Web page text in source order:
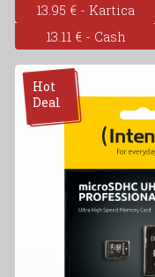
13.95 € - Kartica
13.11 € - Cash
Hot
Deal